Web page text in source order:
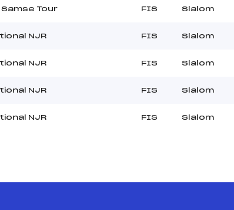
Tour FIS Slalom
NJR FIS Slalom
NJR FIS Slalom
NJR FIS Slalom
NJR FIS Slalom